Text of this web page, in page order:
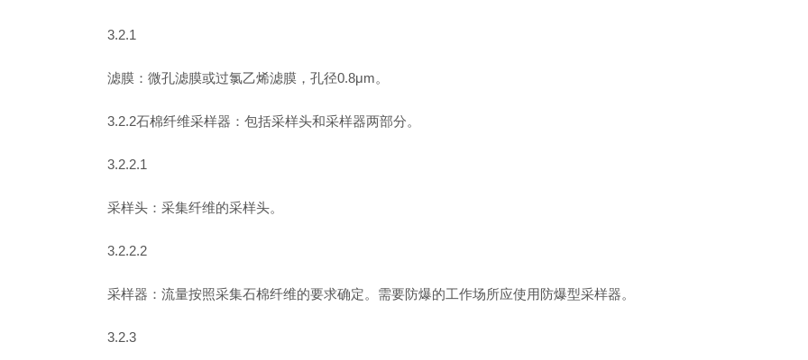
3.2.1
滤膜：微孔滤膜或过氯乙烯滤膜，孔径0.8μm。
3.2.2石棉纤维采样器：包括采样头和采样器两部分。
3.2.2.1
采样头：采集纤维的采样头。
3.2.2.2
采样器：流量按照采集石棉纤维的要求确定。需要防爆的工作场所应使用防爆型采样器。
3.2.3